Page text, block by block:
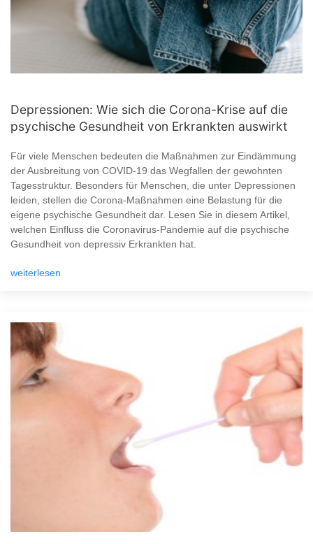
Depressionen: Wie sich die Corona-Krise auf die
psychische Gesundheit von Erkrankten auswirkt
Für viele Menschen bedeuten die Maßnahmen zur Eindämmung
der Ausbreitung von COVID-19 das Wegfallen der gewohnten
Tagesstruktur. Besonders für Menschen, die unter Depressionen
leiden, stellen die Corona-Maßnahmen eine Belastung für die
eigene psychische Gesundheit dar. Lesen Sie in diesem Artikel,
welchen Einfluss die Coronavirus-Pandemie auf die psychische
Gesundheit von depressiv Erkrankten hat.
weiterlesen